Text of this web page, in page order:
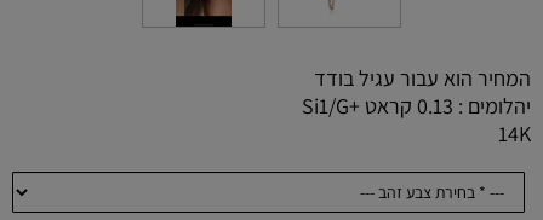
המחיר הוא עבור עגיל בודד
יהלומים : 0.13 קראט +Si1/G
14K